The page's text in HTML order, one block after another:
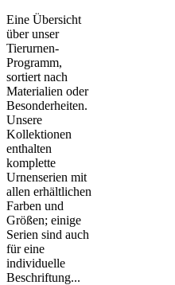
Eine Übersicht
über unser
Tierurnen-
Programm,
sortiert nach
Materialien oder
Besonderheiten.
Unsere
Kollektionen
enthalten
komplette
Urnenserien mit
allen erhältlichen
Farben und
Größen; einige
Serien sind auch
für eine
individuelle
Beschriftung...